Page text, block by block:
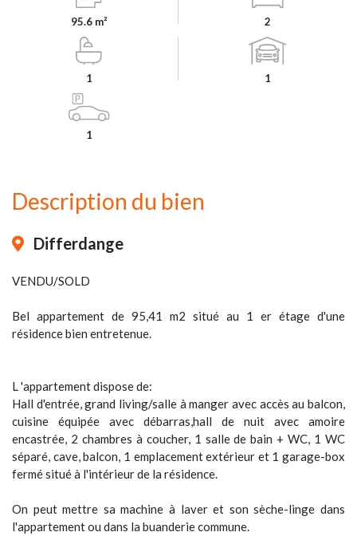
95.6 m² 2
1 1
1
Description du bien
Differdange
VENDU/SOLD
Bel appartement de 95,41 m2 situé au 1 er étage d'une
résidence bien entretenue.
L 'appartement dispose de:
Hall d'entrée, grand living/salle à manger avec accès au balcon,
cuisine équipée avec débarras,hall de nuit avec amoire
encastrée, 2 chambres à coucher, 1 salle de bain + WC, 1 WC
séparé, cave, balcon, 1 emplacement extérieur et 1 garage-box
fermé situé à l'intérieur de la résidence.
On peut mettre sa machine à laver et son sèche-linge dans
l'appartement ou dans la buanderie commune.